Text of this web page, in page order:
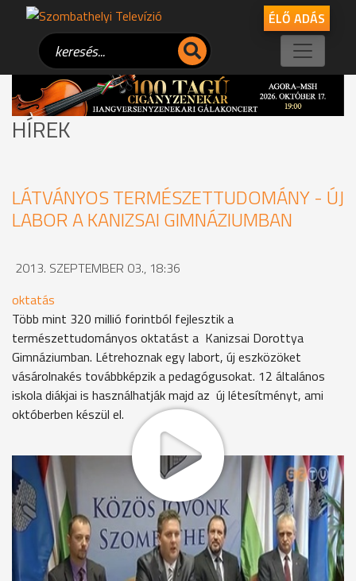
ÉLŐ ADÁS
HÍREK
LÁTVÁNYOS TERMÉSZETTUDOMÁNY - ÚJ
LABOR A KANIZSAI GIMNÁZIUMBAN
2013. SZEPTEMBER 03., 18:36
oktatás
Több mint 320 millió forintból fejlesztik a
természettudományos oktatást a Kanizsai Dorottya
Gimnáziumban. Létrehoznak egy labort, új eszközöket
vásárolnakés továbbképzik a pedagógusokat. 12 általános
iskola diákjai is használhatják majd az új létesítményt, ami
októberben készül el.
A természettudományos tantárgyakat, így a biológiát, a
földrajzot, a kémiát és a fizikát is új teremben tanulhatják
majd a kanizsais diákok, ill. 12 szombathelyi általános iskola
tanulói is. Eszközbeszerzésre, fejlesztésre és a modern
igényeknek megfelelő labor kialakítására nyert a gimnázium
uniós támogatást.